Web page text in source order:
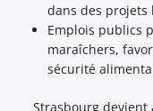
dans des projets
Emplois publics
maraîchers,
sécurité
Strasbourg